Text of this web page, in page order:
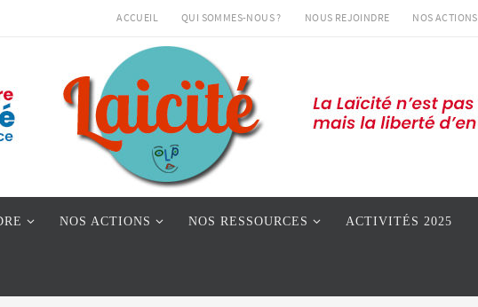
ACCUEIL QUI SOMMES-NOUS ? NOUS REJOINDRE NOS ACTIONS
NOS ACTIONS NOS RESSOURCES ACTIVITÉS 2025